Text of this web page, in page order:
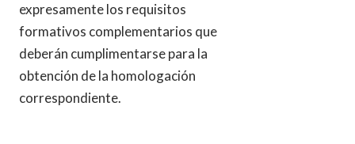
expresamente los requisitos
formativos complementarios que
deberán cumplimentarse para la
obtención de la homologación
correspondiente.